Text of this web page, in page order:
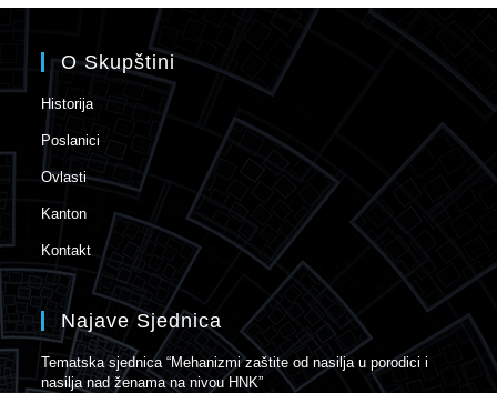
O Skupštini
Historija
Poslanici
Ovlasti
Kanton
Kontakt
Najave Sjednica
Tematska sjednica “Mehanizmi zaštite od nasilja u porodici i
nasilja nad ženama na nivou HNK”